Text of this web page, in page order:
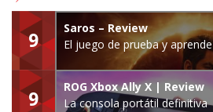
9
Saros – Review
El juego de prueba y aprende
9
ROG Xbox Ally X | Review
La consola portátil definitiva